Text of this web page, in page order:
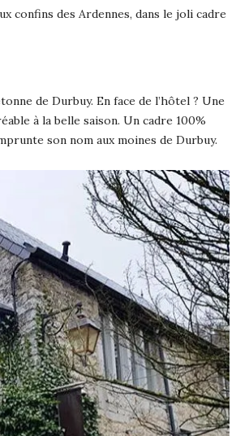
confins des Ardennes, dans le joli cadre
de Durbuy. En face de l’hôtel ? Une
à la belle saison. Un cadre 100%
son nom aux moines de Durbuy.